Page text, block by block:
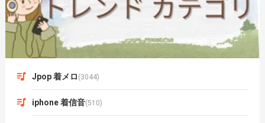
Jpop 着メロ (3044)
iphone 着信音(510)